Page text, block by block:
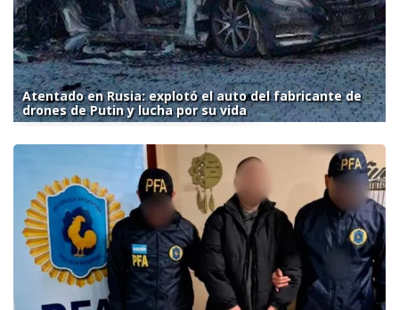
Atentado en Rusia: explotó el auto del fabricante de
drones de Putin y lucha por su vida